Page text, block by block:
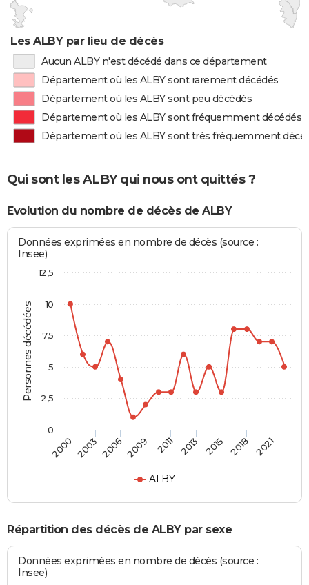
Les ALBY par lieu de décès
Aucun ALBY n'est décédé dans ce département
Département où les ALBY sont rarement décédés
Département où les ALBY sont peu décédés
Département où les ALBY sont fréquemment décédés
Département où les ALBY sont très fréquemment
Qui sont les ALBY qui nous ont quittés ?
Evolution du nombre de décès de ALBY
Personnes décédées
Données exprimées en nombre de décès (source :
Insee)
ALBY
2000 2003 20062009 2011 2013 2015 2018 2021
0
2,5
5
7,5
10
12,5
Répartition des décès de ALBY par sexe
Données exprimées en nombre de décès (source :
Insee)